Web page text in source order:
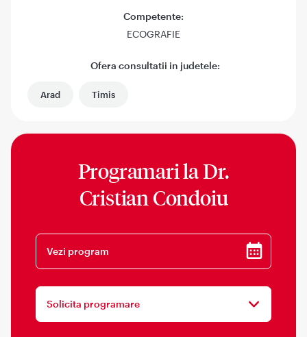
Competente:
ECOGRAFIE
Ofera consultatii in judetele:
Arad Timis
Programari laDr.
Cristian Condoiu
Vezi program
Solicita programare